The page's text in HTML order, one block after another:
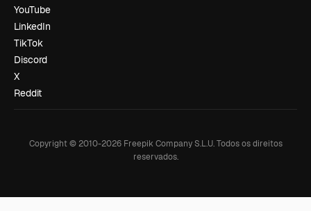
YouTube
LinkedIn
TikTok
Discord
X
Reddit
Copyright © 2010-2026Freepik Company S.L.U. Todos os direitos
reservados.